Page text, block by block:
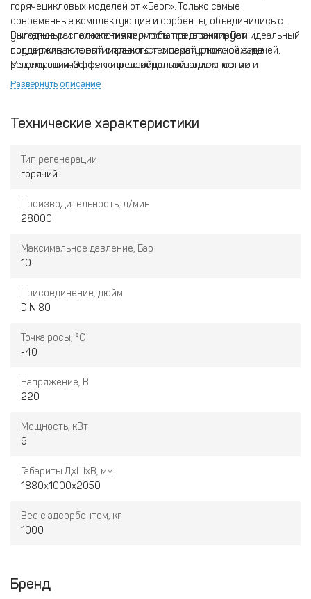
горячецикловых моделей от «Берг». Только самые
современные комплектующие и сорбенты, объединились с
уникальными технологиями, чтобы предложить Вам идеальный
осушитель, готовый справиться с самой сложной задачей.
Модель отличается непревзойденной надежностью и
способна выдержать самый интенсивный режим
Выгодное расположение термостатов гарантирует
поддерживание оптимального температурного режима
регенерации. Эффективное использование энергии
обеспечивает минимальную потерю (не более 6%)
Развернуть описание
Технические характеристики
Тип регенерации
горячий
Производительность, л/мин
28000
Максимальное давление, Бар
10
Присоединение, дюйм
DIN 80
Точка росы, °С
-40
Напряжение, В
220
Мощность, кВт
6
Габариты ДхШхВ, мм
1880х1000х2050
Вес с адсорбентом, кг
1000
Бренд